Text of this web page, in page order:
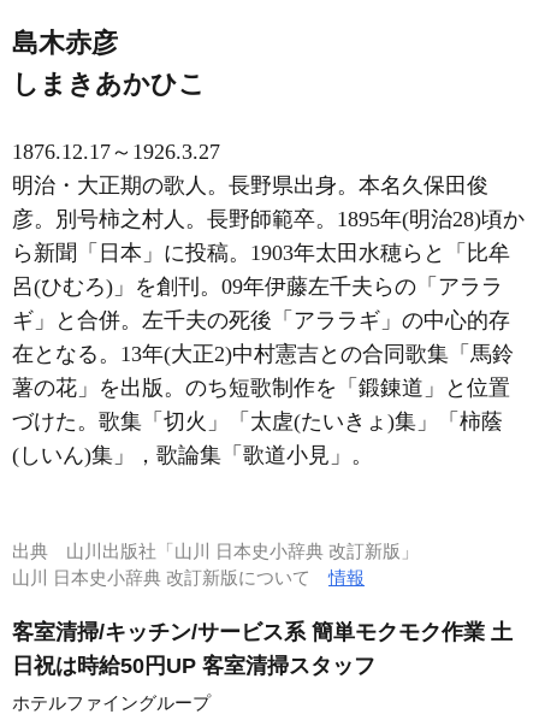
島木赤彦
しまきあかひこ
1876.12.17～1926.3.27
明治・大正期の歌人。長野県出身。本名久保田俊
彦。別号柿之村人。長野師範卒。1895年(明治28)頃か
ら新聞「日本」に投稿。1903年太田水穂らと「比牟
呂(ひむろ)」を創刊。09年伊藤左千夫らの「アララ
ギ」と合併。左千夫の死後「アララギ」の中心的存
在となる。13年(大正2)中村憲吉との合同歌集「馬鈴
薯の花」を出版。のち短歌制作を「鍛錬道」と位置
づけた。歌集「切火」「太虗(たいきょ)集」「柿蔭
(しいん)集」，歌論集「歌道小見」。
出典 山川出版社「山川 日本史小辞典 改訂新版」
山川 日本史小辞典 改訂新版について情報
客室清掃/キッチン/サービス系 簡単モクモク作業 土
日祝は時給50円UP 客室清掃スタッフ
ホテルファイングループ